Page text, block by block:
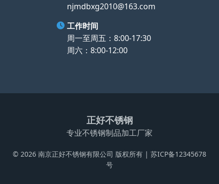
njmdbxg2010@163.com
工作时间
周一至周五：8:00-17:30
周六：8:00-12:00
正好不锈钢
专业不锈钢制品加工厂家
© 2026 南京正好不锈钢有限公司 版权所有 | 苏ICP备12345678
号